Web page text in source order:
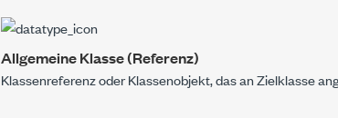
Allgemeine Klasse (Referenz)
Klassenreferenz oder Klassenobjekt, das anZielklasse